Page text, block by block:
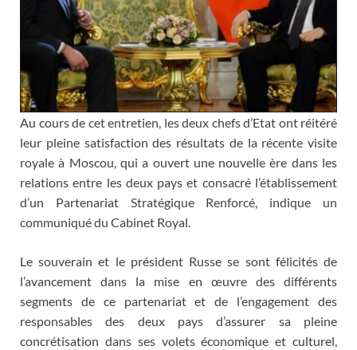
Au cours de cet entretien, les deux chefs d’Etat ont réitéré
leur pleine satisfaction des résultats de la récente visite
royale à Moscou, qui a ouvert une nouvelle ère dans les
relations entre les deux pays et consacré l’établissement
d’un Partenariat Stratégique Renforcé, indique un
communiqué du Cabinet Royal.
Le souverain et le président Russe se sont félicités de
l’avancement dans la mise en œuvre des différents
segments de ce partenariat et de l’engagement des
responsables des deux pays d’assurer sa pleine
concrétisation dans ses volets économique et culturel,